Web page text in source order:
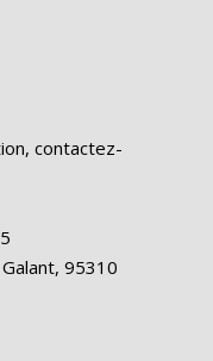
contactez-
95310